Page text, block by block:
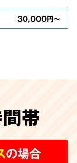
の下地にま
除く為に内
グループ会
らリフォー
30,000円～
帯
の場合